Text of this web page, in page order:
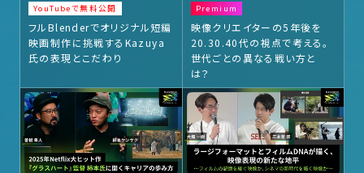
YouTubeで無料公開
フルBlenderでオリジナル短編
映画制作に挑戦するKazuya
氏の表現とこだわり
Premium
映像クリエイターの5年後を
20.30.40代の視点で考える。
世代ごとの異なる戦い方と
は？